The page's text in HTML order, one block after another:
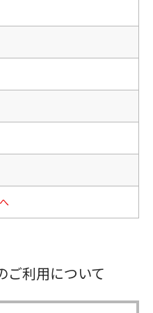
ご利用について